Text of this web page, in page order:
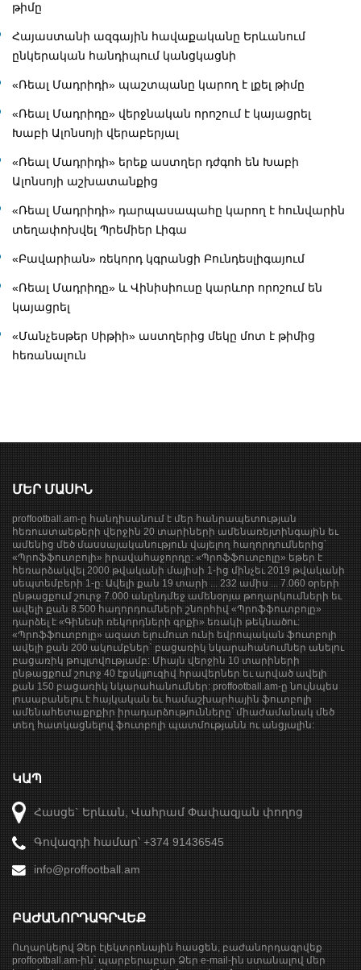
թիմը
Հայաստանի ազգային հավաքականը Երևանում
ընկերական հանդիպում կանցկացնի
«Ռեալ Մադրիդի» պաշտպանը կարող է լքել թիմը
«Ռեալ Մադրիդը» վերջնական որոշում է կայացրել
Խաբի Ալոնսոյի վերաբերյալ
«Ռեալ Մադրիդի» երեք աստղեր դժգոհ են Խաբի
Ալոնսոյի աշխատանքից
«Ռեալ Մադրիդի» դարպասապահը կարող է հունվարին
տեղափոխվել Պրեմիեր Լիգա
«Բավարիան» ռեկորդ կգրանցի Բունդեսլիգայում
«Ռեալ Մադրիդը» և Վինիսիուսը կարևոր որոշում են
կայացրել
«Մանչեսթեր Սիթիի» աստղերից մեկը մոտ է թիմից
հեռանալուն
ՄԵՐ ՄԱՍԻՆ
proffootball.am-ը հանդիսանում է մեր հանրապետության
հեռուստաեթերի վերջին 20 տարիների ամենառեյտինգային եւ
ամենից մեծ մասսայականություն վայելող հաղորդումներից՝
«Պրոֆֆուտբոլի» իրավահաջորդը: «Պրոֆֆուտբոլը» եթեր է
հեռարձակվել 2000 թվականի մայիսի 1-ից մինչեւ 2019 թվականի
սեպտեմբերի 1-ը: Ավելի քան 19 տարի ... 232 ամիս ... 7.060 օրերի
ընթացքում շուրջ 7.000 անընդմեջ ամենօրյա թողարկումների եւ
ավելի քան 8.500 հաղորդումների շնորհիվ «Պրոֆֆուտբոլը»
դարձել է «Գինեսի ռեկորդների գրքի» եռակի թեկնածու:
«Պրոֆֆուտբոլը» ազատ ելումուտ ունի եվրոպական ֆուտբոլի
ավելի քան 200 ակումբներ` բացառիկ նկարահանումներ անելու
բացառիկ թույլտվությամբ: Միայն վերջին 10 տարիների
ընթացքում շուրջ 40 էքսկլյուզիվ հրավերներ եւ արված ավելի
քան 150 բացառիկ նկարահանումներ: proffootball.am-ը նույնպես
լուսաբանելու է հայկական եւ համաշխարհային ֆուտբոլի
ամենահետաքրքիր իրադարձությունները՝ միաժամանակ մեծ
տեղ հատկացնելով ֆուտբոլի պատմությանն ու անցյալին:
ԿԱՊ
Հասցե` Երևան, Վահրամ Փափազյան փողոց
Գովազդի համար՝ +374 91436545
info@proffootball.am
ԲԱԺԱՆՈՐԴԱԳՐՎԵՔ
Ուղարկելով Ձեր էլեկտրոնային հասցեն, բաժանորդագրվեք
proffootball.am-ին՝ պարբերաբար Ձեր e-mail-ին ստանալով մեր